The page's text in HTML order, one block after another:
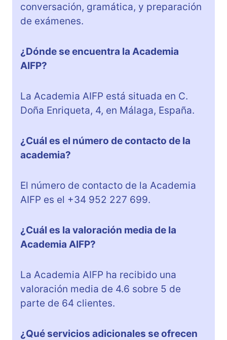
conversación, gramática, y preparación
de exámenes.
¿Dónde se encuentra la Academia
AIFP?
La Academia AIFP está situada en C.
Doña Enriqueta, 4, en Málaga, España.
¿Cuál es el número de contacto de la
academia?
El número de contacto de la Academia
AIFP es el +34 952 227 699.
¿Cuál es la valoración media de la
Academia AIFP?
La Academia AIFP ha recibido una
valoración media de 4.6 sobre 5 de
parte de 64 clientes.
¿Qué servicios adicionales se ofrecen